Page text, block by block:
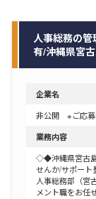
人事総務の
有/沖縄県宮
企業名
非公開 ※ご応募
業務内容
◇◆沖縄県宮古島
せんか/サポー
人事総務部（宮
メント職をお任